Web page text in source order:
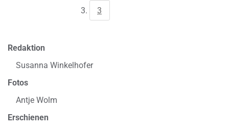
3
Redaktion
Susanna Winkelhofer
Fotos
Antje Wolm
Erschienen